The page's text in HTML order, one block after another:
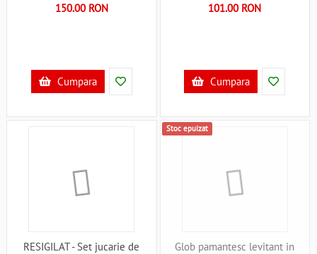
150.00 RON
Cumpara
101.00 RON
Cumpara
RESIGILAT - Set jucarie de
Stoc epuizat
Glob pamantesc levitant in